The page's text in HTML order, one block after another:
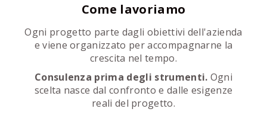
Come lavoriamo
Ogni progetto parte dagli obiettivi dell'azienda
e viene organizzato per accompagnarne la
crescita nel tempo.
Consulenza prima degli strumenti. Ogni
scelta nasce dal confronto e dalle esigenze
reali del progetto.